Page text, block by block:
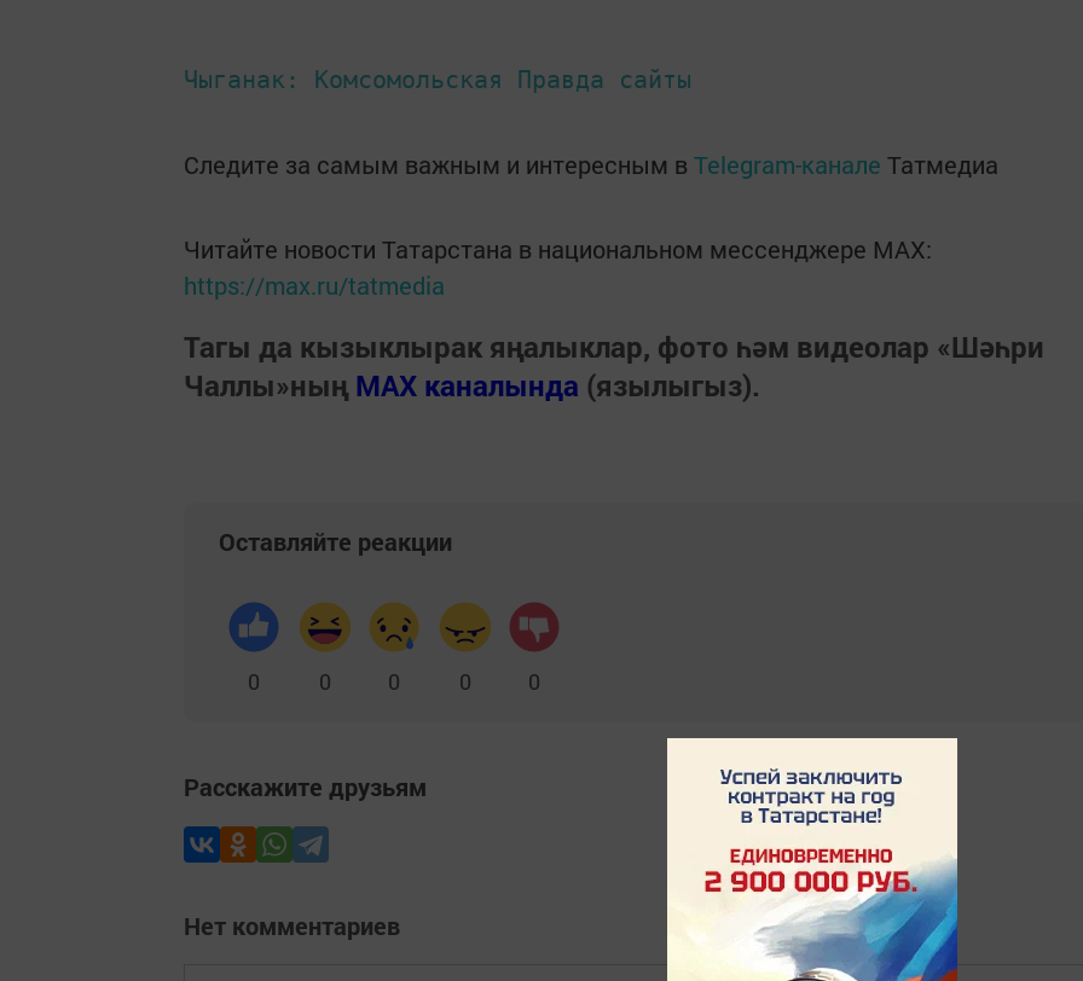
Чыганак: Комсомольская Правда сайты
Следите за самым важным и интересным в Telegram-канале Татмедиа
Читайте новости Татарстана в национальном мессенджере MАХ:
https://max.ru/tatmedia
Тагы да кызыклырак яңалыклар, фото һәм видеолар «Шәһри
Чаллы»ның MAX каналында (язылыгыз).
Оставляйте реакции
0 0 0 0 0
Расскажите друзьям
Нет комментариев